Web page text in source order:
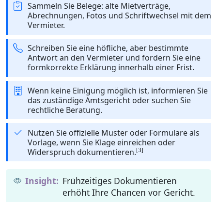
Sammeln Sie Belege: alte Mietverträge,
Abrechnungen, Fotos und Schriftwechsel mit dem
Vermieter.
Schreiben Sie eine höfliche, aber bestimmte
Antwort an den Vermieter und fordern Sie eine
formkorrekte Erklärung innerhalb einer Frist.
Wenn keine Einigung möglich ist, informieren Sie
das zuständige Amtsgericht oder suchen Sie
rechtliche Beratung.
Nutzen Sie offizielle Muster oder Formulare als
Vorlage, wenn Sie Klage einreichen oder
Widerspruch dokumentieren.[3]
Frühzeitiges Dokumentieren
erhöht Ihre Chancen vor Gericht.